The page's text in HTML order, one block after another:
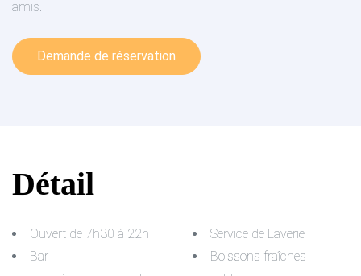
amis.
Demande de réservation
Détail
Ouvert de 7h30 à 22h
Bar
Service de Laverie
Boissons fraîches